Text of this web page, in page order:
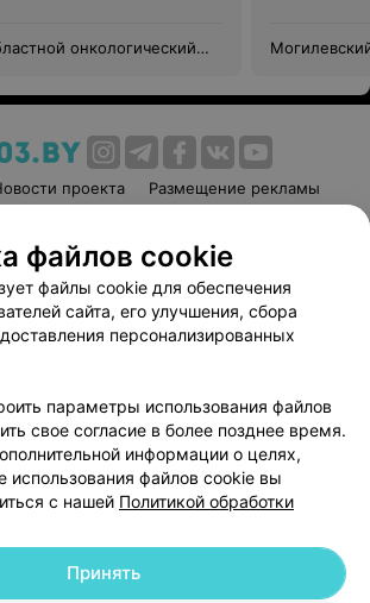
онкологический
проекта
Размещение рекламы
соглашение
Способы оплаты
Вакансии
Партнеры
руководителю 103.by
персональных данных
УНП 191700409 | 220012, Республика Беларусь,
файлов cookie
файлы cookie для обеспечения
сайта, его улучшения, сбора
персонализированных
параметры использования файлов
свое согласие в более позднее время.
информации о целях,
использования файлов cookie вы
с нашей Политикой обработки
Принять